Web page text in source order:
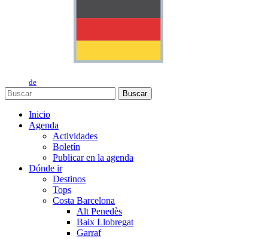
de
Buscar
Inicio
Agenda
Actividades
Boletín
Publicar en la agenda
Dónde ir
Destinos
Tops
Costa Barcelona
Alt Penedès
Baix Llobregat
Garraf